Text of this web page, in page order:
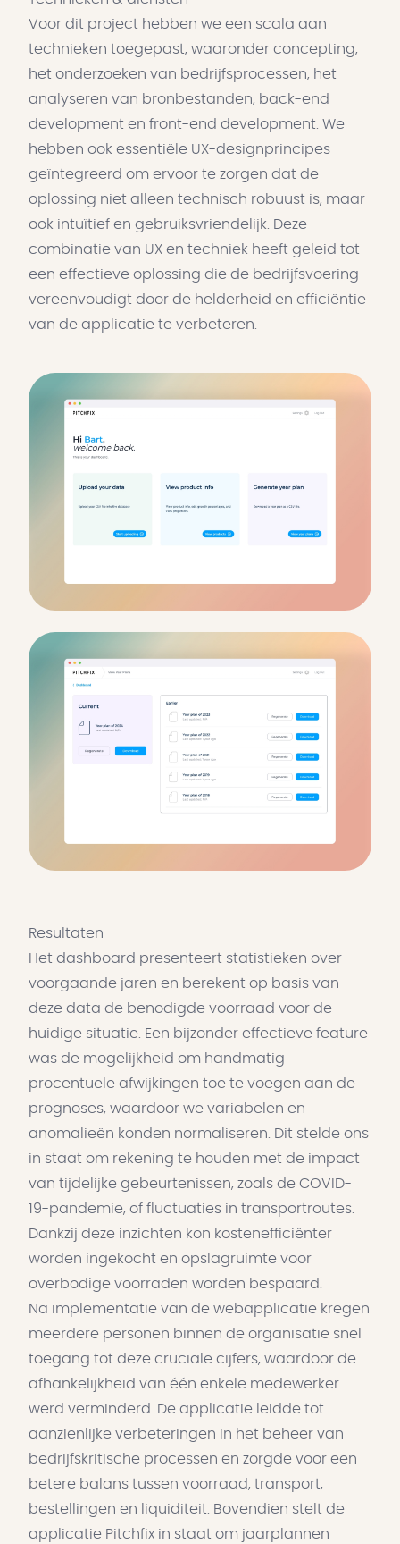
Voor dit project hebben we een scala aan
technieken toegepast, waaronder concepting,
het onderzoeken van bedrijfsprocessen, het
analyseren van bronbestanden, back-end
development en front-end development. We
hebben ook essentiële UX-designprincipes
geïntegreerd om ervoor te zorgen dat de
oplossing niet alleen technisch robuust is, maar
ook intuïtief en gebruiksvriendelijk. Deze
combinatie van UX en techniek heeft geleid tot
een effectieve oplossing die de bedrijfsvoering
vereenvoudigt door de helderheid en efficiëntie
van de applicatie te verbeteren.
Resultaten
Het dashboard presenteert statistieken over
voorgaande jaren en berekent op basis van
deze data de benodigde voorraad voor de
huidige situatie. Een bijzonder effectieve feature
was de mogelijkheid om handmatig
procentuele afwijkingen toe te voegen aan de
prognoses, waardoor we variabelen en
anomalieën konden normaliseren. Dit stelde ons
in staat om rekening te houden met de impact
van tijdelijke gebeurtenissen, zoals de COVID-
19-pandemie, of fluctuaties in transportroutes.
Dankzij deze inzichten kon kostenefficiënter
worden ingekocht en opslagruimte voor
overbodige voorraden worden bespaard.
Na implementatie van de webapplicatie kregen
meerdere personen binnen de organisatie snel
toegang tot deze cruciale cijfers, waardoor de
afhankelijkheid van één enkele medewerker
werd verminderd. De applicatie leidde tot
aanzienlijke verbeteringen in het beheer van
bedrijfskritische processen en zorgde voor een
betere balans tussen voorraad, transport,
bestellingen en liquiditeit. Bovendien stelt de
applicatie Pitchfix in staat om jaarplannen